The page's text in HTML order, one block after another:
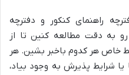
راهنمای کنکور و دفترچه
به دقت مطالعه کنین تا از
خاص هر کدوم باخبر بشین. هر
شرایط پذیرش به وجود بیاد،